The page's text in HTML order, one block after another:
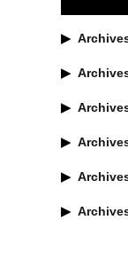
▶︎
▶︎
▶︎
▶︎
▶︎
▶︎